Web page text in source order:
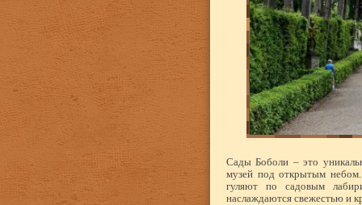
Сады Боболи – это
музей под открытым
гуляют по садовым
наслаждаются свежестью и